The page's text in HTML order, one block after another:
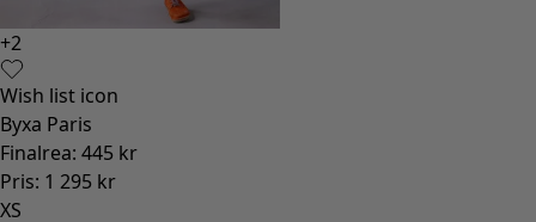
+2
Wish list icon
Byxa Paris
Finalrea: 445 kr
Pris: 1 295 kr
XS